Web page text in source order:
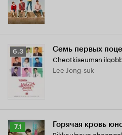
Рейтинг
Кинопоиска
6.3
6.3 Семь первых
Lee Jong-suk
Рейтинг
7.1 Горячая кровь